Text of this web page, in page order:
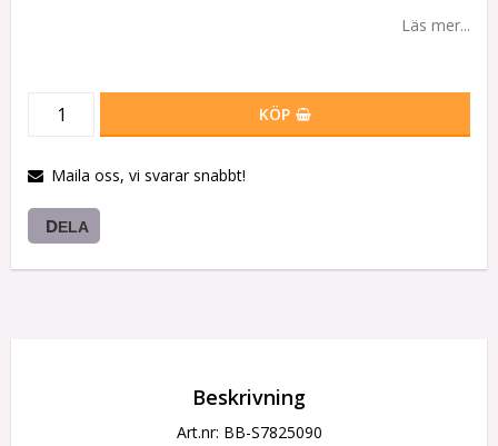
Läs mer...
KÖP
Maila oss, vi svarar snabbt!
DELA
Beskrivning
Art.nr: BB-S7825090